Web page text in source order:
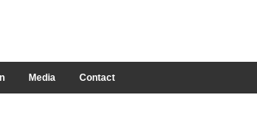
Media Contact